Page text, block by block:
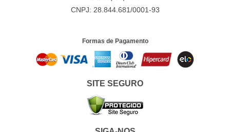
CNPJ: 28.844.681/0001-93
Formas de Pagamento
SITE SEGURO